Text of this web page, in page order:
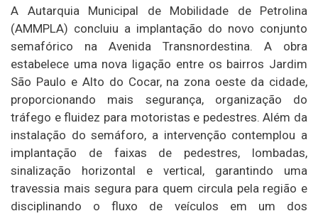
A Autarquia Municipal de Mobilidade de Petrolina
(AMMPLA) concluiu a implantação do novo conjunto
semafórico na Avenida Transnordestina. A obra
estabelece uma nova ligação entre os bairros Jardim
São Paulo e Alto do Cocar, na zona oeste da cidade,
proporcionando mais segurança, organização do
tráfego e fluidez para motoristas e pedestres. Além da
instalação do semáforo, a intervenção contemplou a
implantação de faixas de pedestres, lombadas,
sinalização horizontal e vertical, garantindo uma
travessia mais segura para quem circula pela região e
disciplinando o fluxo de veículos em um dos